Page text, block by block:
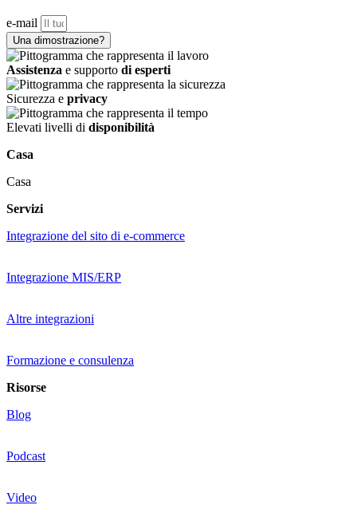
e-mail
Una dimostrazione?
Assistenza e supporto di esperti
Sicurezza e privacy
Elevati livelli di disponibilità
Casa
Casa
Servizi
Integrazione del sito di e-commerce
Integrazione MIS/ERP
Altre integrazioni
Formazione e consulenza
Risorse
Blog
Podcast
Video